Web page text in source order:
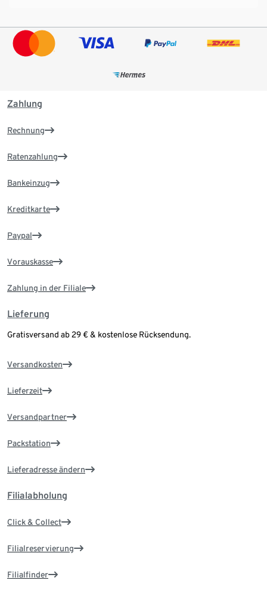
Zahlung
Rechnung
Ratenzahlung
Bankeinzug
Kreditkarte
Paypal
Vorauskasse
Zahlung in der Filiale
Lieferung
Gratisversand ab 29 € & kostenlose Rücksendung.
Versandkosten
Lieferzeit
Versandpartner
Packstation
Lieferadresse ändern
Filialabholung
Click & Collect
Filialreservierung
Filialfinder